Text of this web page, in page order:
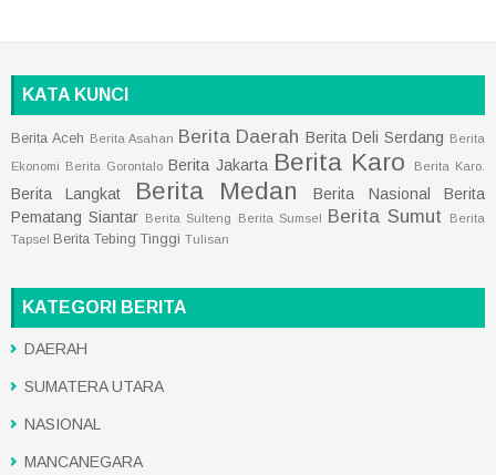
KATA KUNCI
Berita Aceh Berita Asahan Berita Daerah Berita Deli Serdang Berita
Ekonomi Berita Gorontalo Berita Jakarta Berita Karo Berita Karo.
Berita Langkat Berita Medan Berita Nasional
Berita
Pematang Siantar Berita Sulteng Berita Sumsel Berita Sumut
Berita
Tapsel Berita Tebing Tinggi Tulisan
KATEGORI BERITA
DAERAH
SUMATERA UTARA
NASIONAL
MANCANEGARA